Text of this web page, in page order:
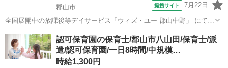
郡山市
提携サイト 7月22日
全国展開中の放課後等デイサービス「ウィズ・ユー 郡山中野」 にて、
パート・アルバイトの児童指導員を募集します◎ 〇●〇●〇 お仕事内
容 〇●〇●〇 ・療育支援（一人ひとりに合わせた個別サポート） ・イ
ベントの企画・運営...
福島 郡山市 保育士
認可保育園の保育士/郡山市八山田/保育士/派
遣/認可保育園/一日8時間/中規模…
時給1,300円